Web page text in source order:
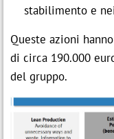
stabilimento e
Queste azioni
di circa 190.000
del gruppo.